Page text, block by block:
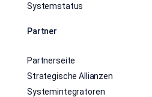
Systemstatus
Partner
Partnerseite
Strategische Allianzen
Systemintegratoren